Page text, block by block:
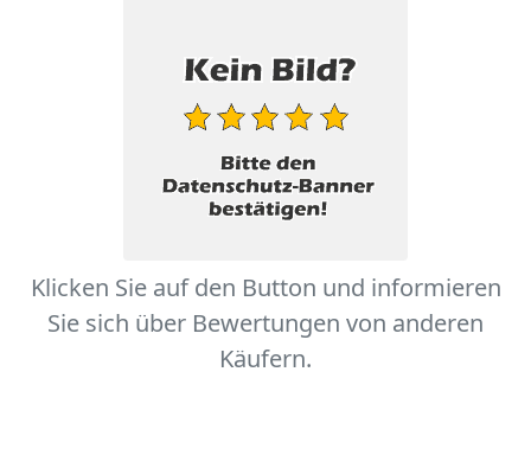
Klicken Sie auf den Button und informieren
Sie sich über Bewertungen von anderen
Käufern.